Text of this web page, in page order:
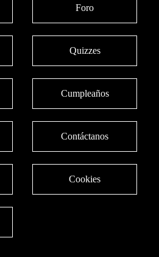
Foro
Quizzes
Cumpleaños
Contáctanos
Cookies